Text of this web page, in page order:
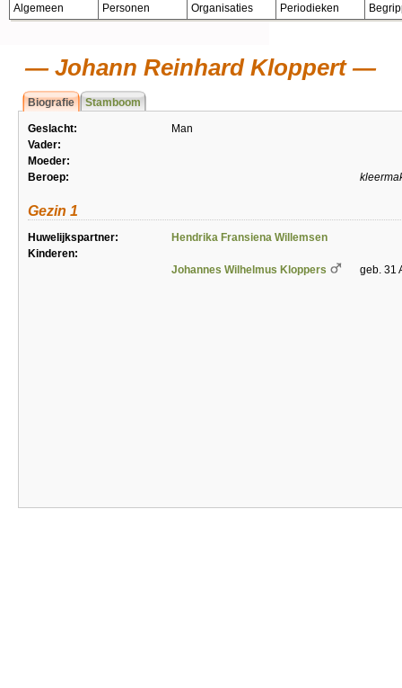
Algemeen Personen Organisaties Periodieken
Johann Reinhard Kloppert
Biografie Stamboom
Geslacht:
Man
Vader:
Moeder:
Beroep:
Gezin 1
Huwelijkspartner:
Hendrika Fransiena Willemsen
Kinderen:
Johannes Wilhelmus Kloppers
geb. 31